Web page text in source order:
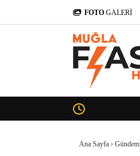
FOTO GALERİ
Ana Sayfa › Gündem